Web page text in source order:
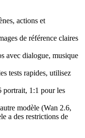
actions et
de référence claires
avec dialogue, musique
tests rapides, utilisez
portrait, 1:1 pour les
modèle (Wan 2.6,
a des restrictions de